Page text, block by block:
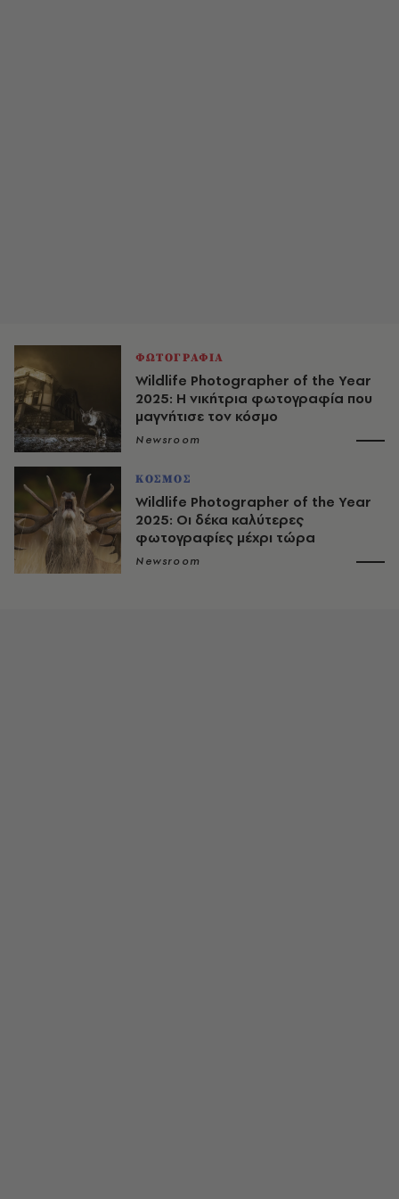
ΦΩΤΟΓΡΑΦΙΑ
Wildlife Photographer of the Year
2025: Η νικήτρια φωτογραφία που
μαγνήτισε τον κόσμο
Newsroom
ΚΟΣΜΟΣ
Wildlife Photographer of the Year
2025: Οι δέκα καλύτερες
φωτογραφίες μέχρι τώρα
Newsroom